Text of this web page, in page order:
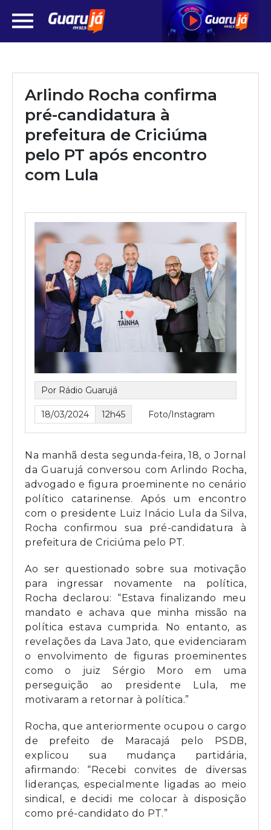
Arlindo Rocha confirma
pré-candidatura à
prefeitura de Criciúma
pelo PT após encontro
com Lula
Por Rádio Guarujá
18/03/2024 12h45 Foto/Instagram
Na manhã desta segunda-feira, 18, o Jornal
da Guarujá conversou com Arlindo Rocha,
advogado e figura proeminente no cenário
político catarinense. Após um encontro
com o presidente Luiz Inácio Lula da Silva,
Rocha confirmou sua pré-candidatura à
prefeitura de Criciúma pelo PT.
Ao ser questionado sobre sua motivação
para ingressar novamente na política,
Rocha declarou: “Estava finalizando meu
mandato e achava que minha missão na
política estava cumprida. No entanto, as
revelações da Lava Jato, que evidenciaram
o envolvimento de figuras proeminentes
como o juiz Sérgio Moro em uma
perseguição ao presidente Lula, me
motivaram a retornar à política.”
Rocha, que anteriormente ocupou o cargo
de prefeito de Maracajá pelo PSDB,
explicou sua mudança partidária,
afirmando: “Recebi convites de diversas
lideranças, especialmente ligadas ao meio
sindical, e decidi me colocar à disposição
como pré-candidato do PT.”